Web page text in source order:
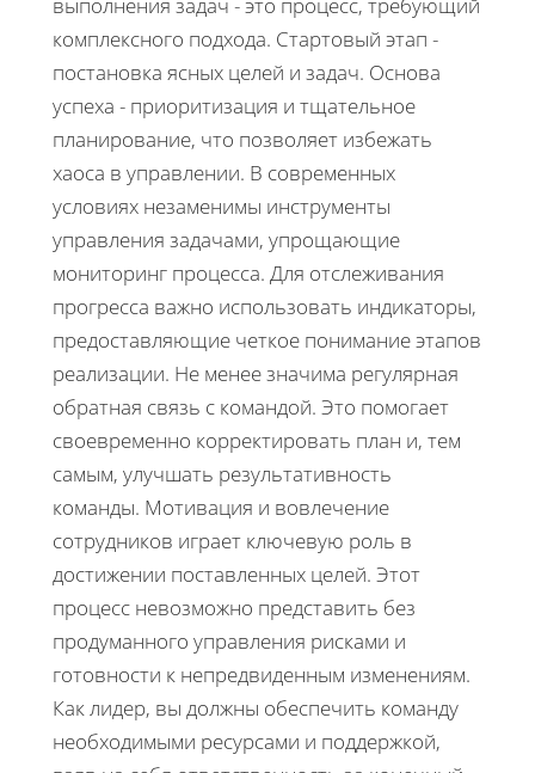
комплексного подхода. Стартовый этап -
постановка ясных целей и задач. Основа
успеха - приоритизация и тщательное
планирование, что позволяет избежать
хаоса в управлении. В современных
условиях незаменимы инструменты
управления задачами, упрощающие
мониторинг процесса. Для отслеживания
прогресса важно использовать индикаторы,
предоставляющие четкое понимание этапов
реализации. Не менее значима регулярная
обратная связь с командой. Это помогает
своевременно корректировать план и, тем
самым, улучшать результативность
команды. Мотивация и вовлечение
сотрудников играет ключевую роль в
достижении поставленных целей. Этот
процесс невозможно представить без
продуманного управления рисками и
готовности к непредвиденным изменениям.
Как лидер, вы должны обеспечить команду
необходимыми ресурсами и поддержкой,